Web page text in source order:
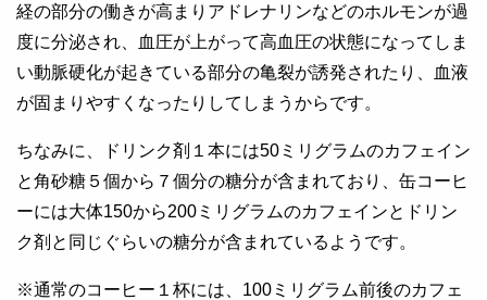
経の部分の働きが高まりアドレナリンなどのホルモンが過
度に分泌され、血圧が上がって高血圧の状態になってしま
い動脈硬化が起きている部分の亀裂が誘発されたり、血液
が固まりやすくなったりしてしまうからです。
ちなみに、ドリンク剤１本には50ミリグラムのカフェイン
と角砂糖５個から７個分の糖分が含まれており、缶コーヒ
ーには大体150から200ミリグラムのカフェインとドリン
ク剤と同じぐらいの糖分が含まれているようです。
※通常のコーヒー１杯には、100ミリグラム前後のカフェ